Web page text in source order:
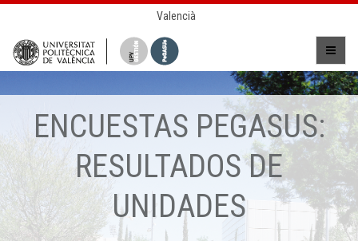
Valencià
ENCUESTAS PEGASUS:
RESULTADOS DE
UNIDADES